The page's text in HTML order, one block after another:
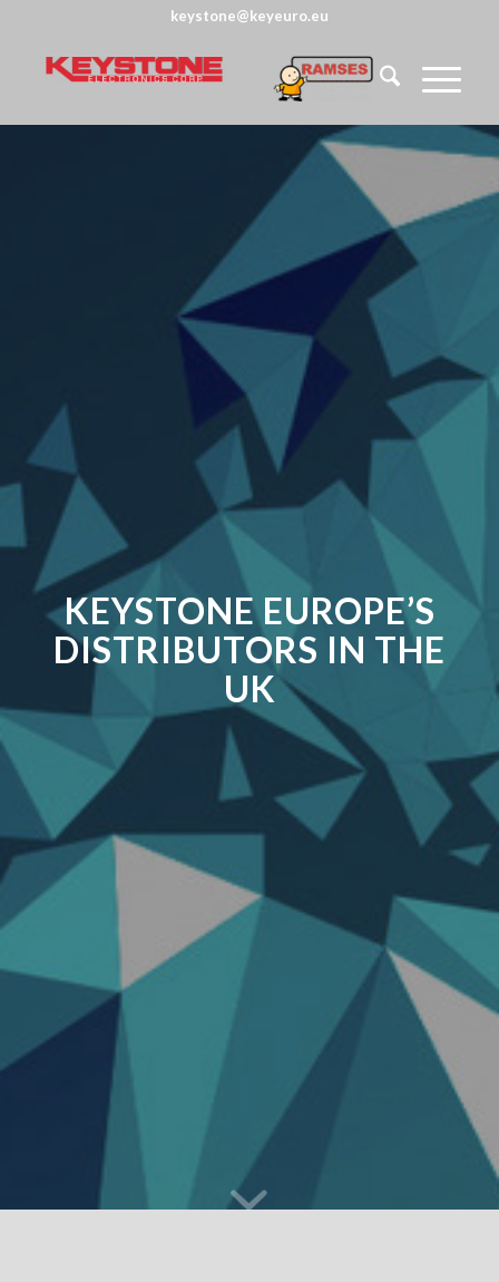
keystone@keyeuro.eu
KEYSTONE EUROPE’S
DISTRIBUTORS IN THE
UK